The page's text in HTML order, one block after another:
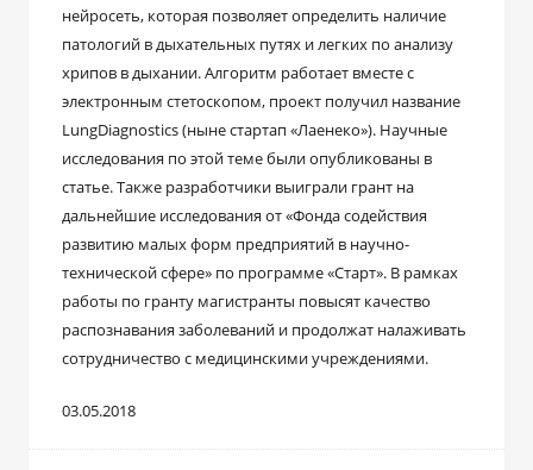
нейросеть, которая позволяет определить наличие
патологий в дыхательных путях и легких по анализу
хрипов в дыхании. Алгоритм работает вместе с
электронным стетоскопом, проект получил название
LungDiagnostics (ныне стартап «Лаенеко»). Научные
исследования по этой теме были опубликованы в
статье. Также разработчики выиграли грант на
дальнейшие исследования от «Фонда содействия
развитию малых форм предприятий в научно-
технической сфере» по программе «Старт». В рамках
работы по гранту магистранты повысят качество
распознавания заболеваний и продолжат налаживать
сотрудничество с медицинскими учреждениями.
03.05.2018